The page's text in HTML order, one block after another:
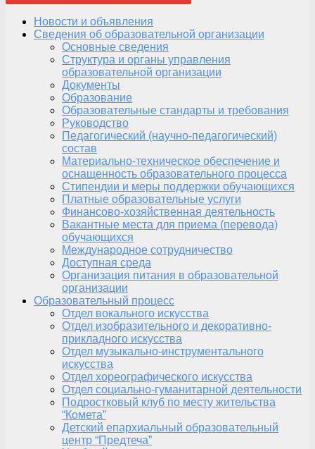
Новости и объявления
Сведения об образовательной организации
Основные сведения
Структура и органы управления
образовательной организации
Документы
Образование
Образовательные стандарты и требования
Руководство
Педагогический (научно-педагогический)
состав
Материально-техническое обеспечение и
оснащенность образовательного процесса
Стипендии и меры поддержки обучающихся
Платные образовательные услуги
Финансово-хозяйственная деятельность
Вакантные места для приема (перевода)
обучающихся
Международное сотрудничество
Доступная среда
Организация питания в образовательной
организации
Образовательный процесс
Отдел вокального искусства
Отдел изобразительного и декоративно-
прикладного искусства
Отдел музыкально-инструментального
искусства
Отдел хореографического искусства
Отдел социально-гуманитарной деятельности
Подростковый клуб по месту жительства
“Комета”
Детский епархиальный образовательный
центр “Предтеча”